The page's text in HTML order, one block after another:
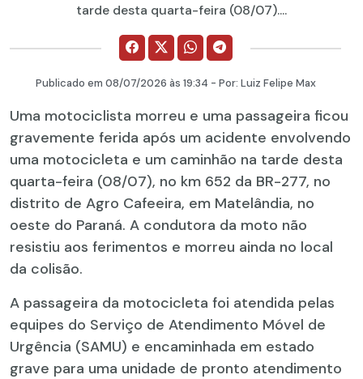
tarde desta quarta-feira (08/07)....
Publicado em 08/07/2026 às 19:34 - Por: Luiz Felipe Max
Uma motociclista morreu e uma passageira ficou
gravemente ferida após um acidente envolvendo
uma motocicleta e um caminhão na tarde desta
quarta-feira (08/07), no km 652 da BR-277, no
distrito de Agro Cafeeira, em Matelândia, no
oeste do Paraná. A condutora da moto não
resistiu aos ferimentos e morreu ainda no local
da colisão.
A passageira da motocicleta foi atendida pelas
equipes do Serviço de Atendimento Móvel de
Urgência (SAMU) e encaminhada em estado
grave para uma unidade de pronto atendimento